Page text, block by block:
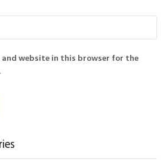
and website in this browser for the